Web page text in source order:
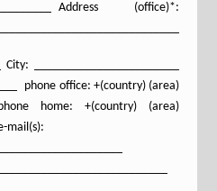
Address (office)*:
_______________________
phone office: +(country) (area)
phone home: +(country) (area)
mail(s):